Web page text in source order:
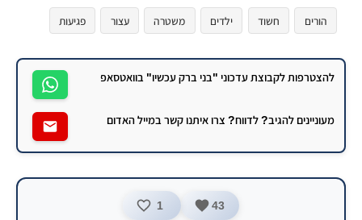
הורים חשוד ילדים משטרה עצור פגיעות
להצטרפות לקבוצת עדכוני "בני ברק עכשיו" בוואטסאפ
מעוניינים להגיב? לדווח? צרו איתנו קשר במייל האדום
43
1